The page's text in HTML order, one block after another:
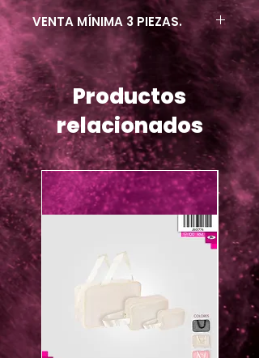
VENTA MÍNIMA 3 PIEZAS.
Productos
relacionados